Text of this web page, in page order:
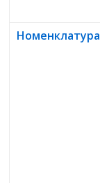
Номенклатура